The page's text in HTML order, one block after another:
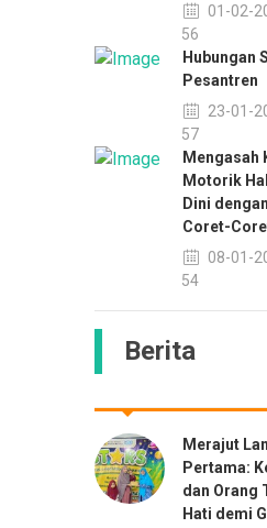
01-02-
13:56
Hubungan
Pesantren
23-01-
08:57
Mengasah
Motorik
Dini
Coret-
08-01-
13:54
Berita
Merajut
Pertama:
dan Orang
Hati demi